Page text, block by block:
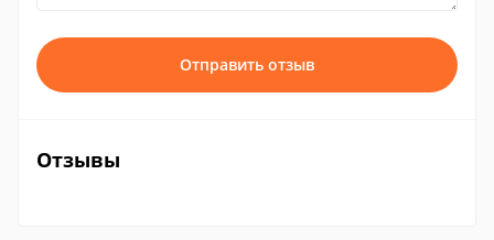
Отправить отзыв
Отзывы